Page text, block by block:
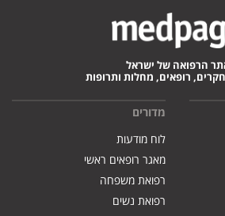
הרפואה של ישראל
רופאים, מחלות ותרופות
מדורים
לוח מודעות
מאגר רופאים ראשי
רפואת משפחה
רפואת נשים